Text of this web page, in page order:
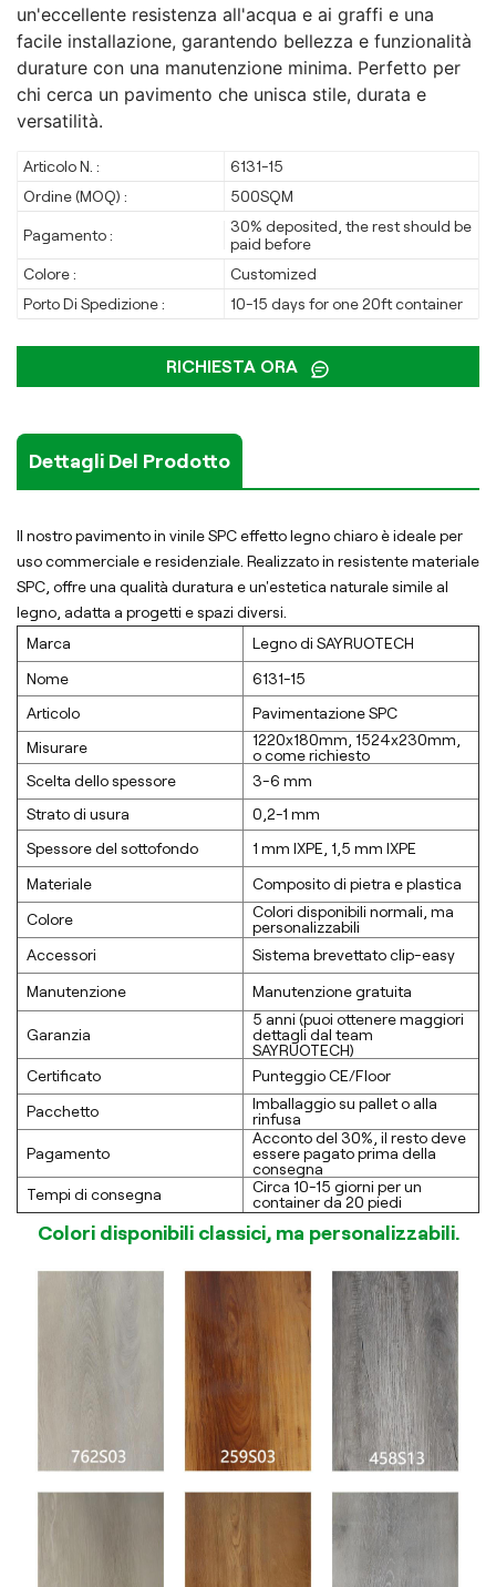
un'eccellente resistenza all'acqua e ai graffi e una
facile installazione, garantendo bellezza e funzionalità
durature con una manutenzione minima. Perfetto per
chi cerca un pavimento che unisca stile, durata e
versatilità.
Articolo N. :
6131-15
Ordine (MOQ) :
500SQM
Pagamento :
30% deposited, the rest should be
paid before
Colore :
Customized
Porto Di Spedizione :
10-15 days for one 20ft container
RICHIESTA ORA
Dettagli Del Prodotto
Il nostro pavimento in vinile SPC effetto legno chiaro è ideale per
uso commerciale e residenziale. Realizzato in resistente materiale
SPC, offre una qualità duratura e un'estetica naturale simile al
legno, adatta a progetti e spazi diversi.
Marca
Legno di SAYRUOTECH
Nome
6131-15
Articolo
Pavimentazione SPC
Misurare
1220x180mm, 1524x230mm,
o come richiesto
Scelta dello spessore
3-6 mm
Strato di usura
0,2-1 mm
Spessore del sottofondo
1 mm lXPE, 1,5 mm lXPE
Materiale
Composito di pietra e plastica
Colore
Colori disponibili normali, ma
personalizzabili
Accessori
Sistema brevettato clip-easy
Manutenzione Manutenzione gratuita
Garanzia
5 anni (puoi ottenere maggiori
dettagli dal team
SAYRUOTECH)
Certificato
Punteggio CE/Floor
Pacchetto
Imballaggio su pallet o alla
rinfusa
Pagamento
Acconto del 30%, il resto deve
essere pagato prima della
consegna
Tempi di consegna
Circa 10-15 giorni per un
container da 20 piedi
Colori disponibili classici, ma personalizzabili.